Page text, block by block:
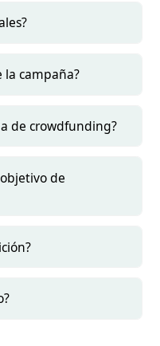
la campaña?
de crowdfunding?
de